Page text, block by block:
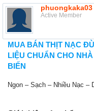
phuongkaka03
Active Member
MUA BÁN THỊT NẠC
LIỆU CHUẨN CHO
BIẾN
Ngon – Sạch – Nhiều Nạc –